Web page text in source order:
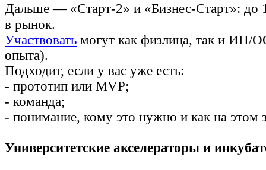
Дальше — «Старт‑2» и «Бизнес‑Старт»: до
в рынок.
Участвовать могут как физлица, так и ИП/
опыта).
Подходит, если у вас уже есть:
- прототип или MVP;
- команда;
- понимание, кому это нужно и как на этом
Университетские акселераторы и